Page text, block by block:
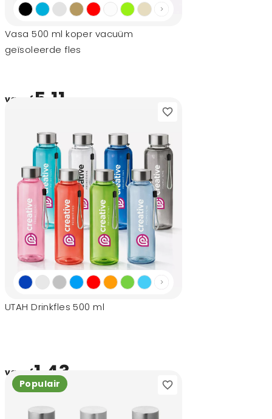
Vasa 500 ml koper vacuüm
geïsoleerde fles
vanaf 5,11
UTAH Drinkfles 500 ml
vanaf1,43
Populair